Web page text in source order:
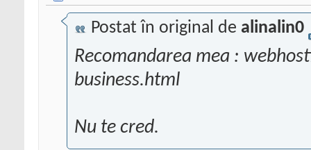
Postat în original de alinalin0
Recomandarea mea :
business.html
Nu te cred.